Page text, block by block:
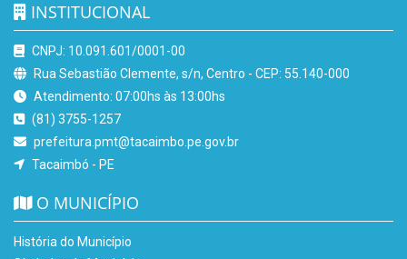
INSTITUCIONAL
CNPJ: 10.091.601/0001-00
Rua Sebastião Clemente, s/n, Centro - CEP: 55.140-000
Atendimento: 07:00hs às 13:00hs
(81) 3755-1257
prefeitura.pmt@tacaimbo.pe.gov.br
Tacaimbó - PE
O MUNICÍPIO
História do Município